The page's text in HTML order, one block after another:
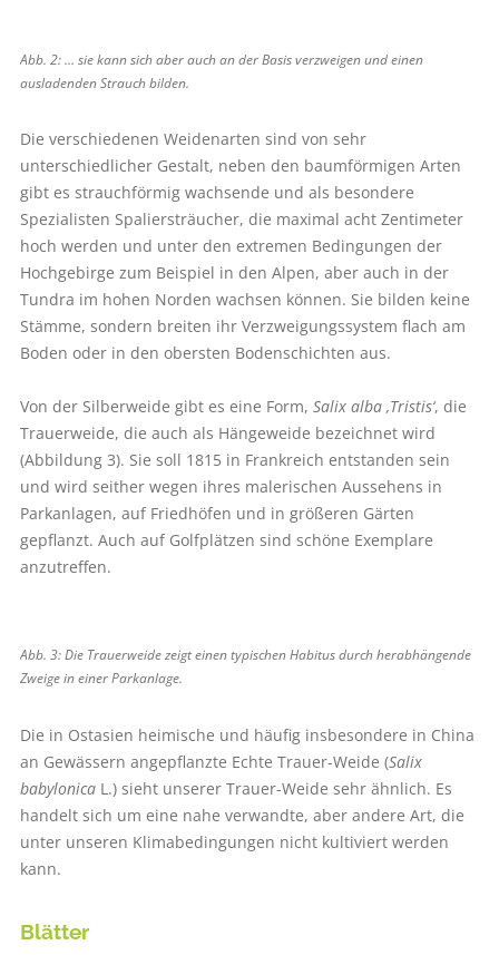
Abb. 2: … sie kann sich aber auch an der Basis verzweigen und einen
ausladenden Strauch bilden.
Die verschiedenen Weidenarten sind von sehr
unterschiedlicher Gestalt, neben den baumförmigen Arten
gibt es strauchförmig wachsende und als besondere
Spezialisten Spaliersträucher, die maximal acht Zentimeter
hoch werden und unter den extremen Bedingungen der
Hochgebirge zum Beispiel in den Alpen, aber auch in der
Tundra im hohen Norden wachsen können. Sie bilden keine
Stämme, sondern breiten ihr Verzweigungssystem flach am
Boden oder in den obersten Bodenschichten aus.
Von der Silberweide gibt es eine Form, Salix alba ‚Tristis‘, die
Trauerweide, die auch als Hängeweide bezeichnet wird
(Abbildung 3). Sie soll 1815 in Frankreich entstanden sein
und wird seither wegen ihres malerischen Aussehens in
Parkanlagen, auf Friedhöfen und in größeren Gärten
gepflanzt. Auch auf Golfplätzen sind schöne Exemplare
anzutreffen.
Abb. 3: Die Trauerweide zeigt einen typischen Habitus durch herabhängende
Zweige in einer Parkanlage.
Die in Ostasien heimische und häufig insbesondere in China
an Gewässern angepflanzte Echte Trauer-Weide (Salix
babylonicaL.) sieht unserer Trauer-Weide sehr ähnlich. Es
handelt sich um eine nahe verwandte, aber andere Art, die
unter unseren Klimabedingungen nicht kultiviert werden
kann.
Blätter